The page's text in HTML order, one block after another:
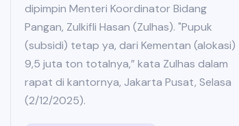
dipimpin Menteri Koordinator Bidang
Pangan, Zulkifli Hasan (Zulhas). "Pupuk
(subsidi) tetap ya, dari Kementan (alokasi)
9,5 juta ton totalnya,” kata Zulhas dalam
rapat di kantornya, Jakarta Pusat, Selasa
(2/12/2025).